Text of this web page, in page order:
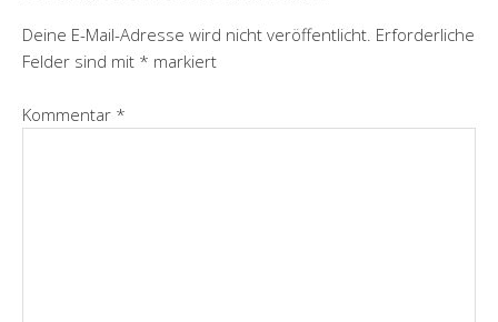
Deine E-Mail-Adresse wird nicht veröffentlicht. Erforderliche
Felder sind mit * markiert
Kommentar *